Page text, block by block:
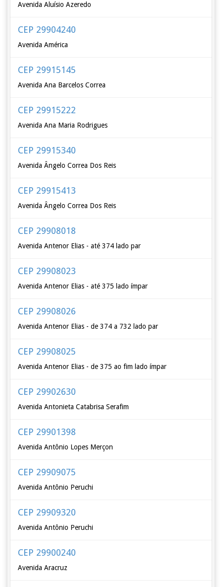
Avenida Aluísio Azeredo
CEP 29904240
Avenida América
CEP 29915145
Avenida Ana Barcelos Correa
CEP 29915222
Avenida Ana Maria Rodrigues
CEP 29915340
Avenida Ângelo Correa Dos Reis
CEP 29915413
Avenida Ângelo Correa Dos Reis
CEP 29908018
Avenida Antenor Elias - até 374 lado par
CEP 29908023
Avenida Antenor Elias - até 375 lado ímpar
CEP 29908026
Avenida Antenor Elias - de 374 a 732 lado par
CEP 29908025
Avenida Antenor Elias - de 375 ao fim lado ímpar
CEP 29902630
Avenida Antonieta Catabrisa Serafim
CEP 29901398
Avenida Antônio Lopes Merçon
CEP 29909075
Avenida Antônio Peruchi
CEP 29909320
Avenida Antônio Peruchi
CEP 29900240
Avenida Aracruz